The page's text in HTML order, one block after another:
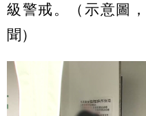
級警戒。（示意圖
聞）